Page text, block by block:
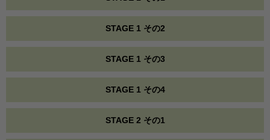
STAGE 1 その2
STAGE 1 その3
STAGE 1 その4
STAGE 2 その1